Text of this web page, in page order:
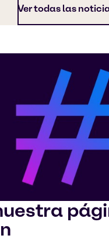
Ver todas las